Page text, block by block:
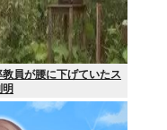
員が腰に下げていたス